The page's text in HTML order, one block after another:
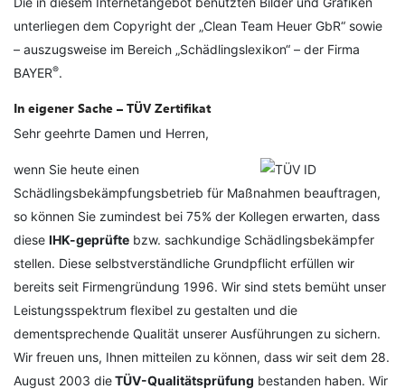
unterliegen dem Copyright der „Clean Team Heuer GbR“ sowie
– auszugsweise im Bereich „Schädlingslexikon“ – der Firma
BAYER®.
In eigener Sache – TÜV Zertifikat
Sehr geehrte Damen und Herren,
wenn Sie heute einen
Schädlingsbekämpfungsbetrieb für Maßnahmen beauftragen,
so können Sie zumindest bei 75% der Kollegen erwarten, dass
diese IHK-geprüfte bzw. sachkundige Schädlingsbekämpfer
stellen. Diese selbstverständliche Grundpflicht erfüllen wir
bereits seit Firmengründung 1996. Wir sind stets bemüht unser
Leistungsspektrum flexibel zu gestalten und die
dementsprechende Qualität unserer Ausführungen zu sichern.
Wir freuen uns, Ihnen mitteilen zu können, dass wir seit dem 28.
August 2003 dieTÜV-Qualitätsprüfung bestanden haben. Wir